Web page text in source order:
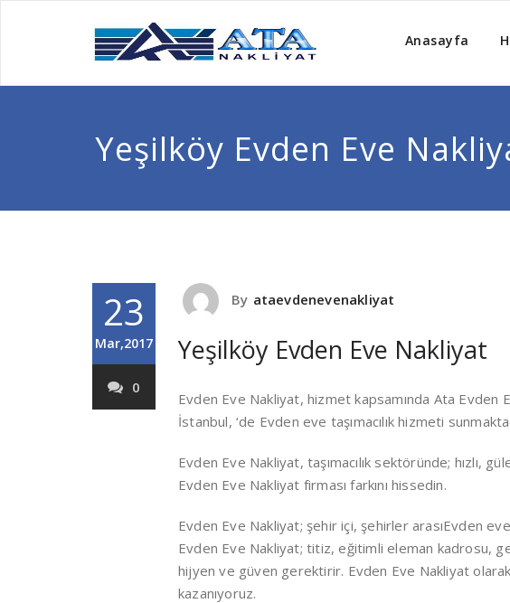
Anasayfa
Yeşilköy Evden Eve
23
Mar,2017
0
By ataevdenevenakliyat
Yeşilköy Evden Eve Nakliyat
Evden Eve Nakliyat, hizmet kapsamında Ata Evden
İstanbul, ‘de Evden eve taşımacılık hizmeti
Evden Eve Nakliyat, taşımacılık sektöründe; hızlı,
Evden Eve Nakliyat firması farkını hissedin.
Evden Eve Nakliyat; şehir içi, şehirler arasıEvden eve
Evden Eve Nakliyat; titiz, eğitimli eleman kadrosu,
hijyen ve güven gerektirir. Evden Eve Nakliyat
kazanıyoruz.